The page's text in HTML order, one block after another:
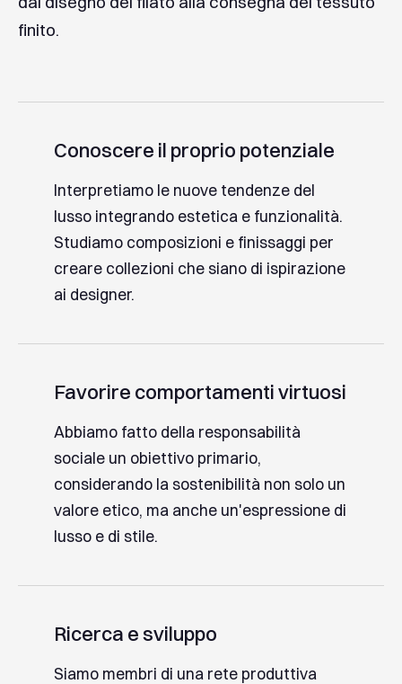
finito.
Conoscere il proprio potenziale
Interpretiamo le nuove tendenze del
lusso integrando estetica e funzionalità.
Studiamo composizioni e finissaggi per
creare collezioni che siano di ispirazione
ai designer.
Favorire comportamentivirtuosi
Abbiamo fatto della responsabilità
sociale un obiettivo primario,
considerando la sostenibilità non solo un
valore etico, ma anche un'espressione di
lusso e di stile.
Ricerca esviluppo
Siamo membri di una rete produttiva